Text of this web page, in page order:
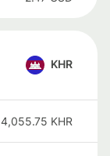
KHR
4,055.75 KHR